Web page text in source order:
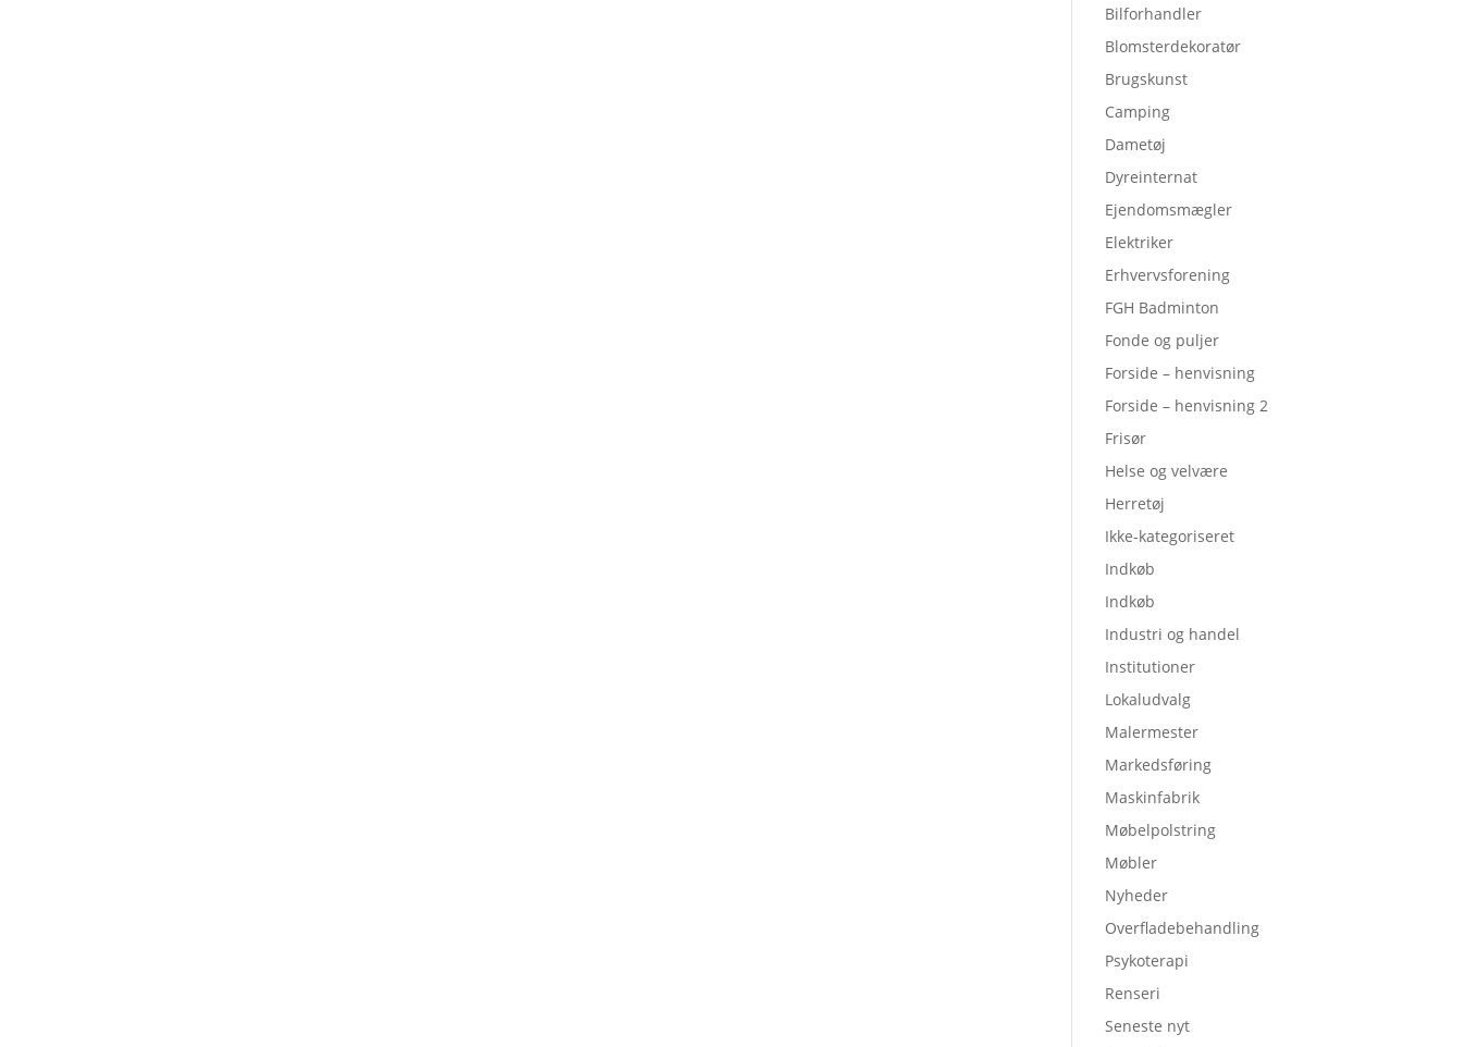
Bilforhandler
Blomsterdekoratør
Brugskunst
Camping
Dametøj
Dyreinternat
Ejendomsmægler
Elektriker
Erhvervsforening
FGH Badminton
Fonde og puljer
Forside – henvisning
Forside – henvisning 2
Frisør
Helse og velvære
Herretøj
Ikke-kategoriseret
Indkøb
Indkøb
Industri og handel
Institutioner
Lokaludvalg
Malermester
Markedsføring
Maskinfabrik
Møbelpolstring
Møbler
Nyheder
Overfladebehandling
Psykoterapi
Renseri
Seneste nyt